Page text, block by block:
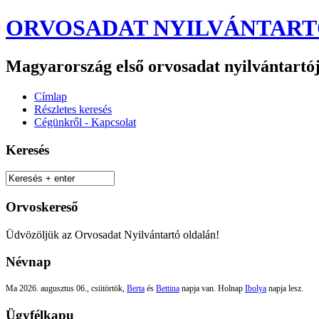
ORVOSADAT
Magyarország első orvosadat
Címlap
Részletes keresés
Cégünkről - Kapcsolat
Keresés
Orvoskereső
Üdvözöljük az Orvosadat Nyilvántartó oldalán!
Névnap
Ma 2026. augusztus 06., csütörtök, Berta és Bettina napja van. Holnap Ibolya napja lesz.
Ügyfélkapu